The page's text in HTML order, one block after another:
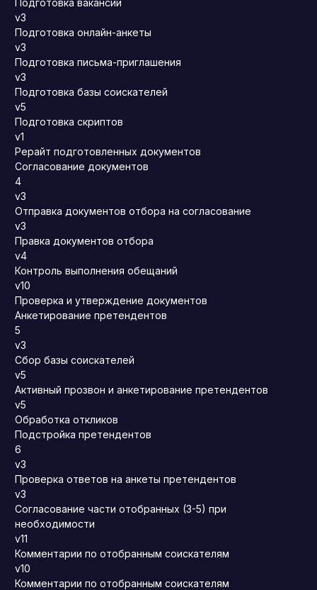
Подготовка вакансии
v3
Подготовка онлайн-анкеты
v3
Подготовка письма-приглашения
v3
Подготовка базы соискателей
v5
Подготовка скриптов
v1
Рерайт подготовленных документов
Согласование документов
4
v3
Отправка документов отбора на согласование
v3
Правка документов отбора
v4
Контроль выполнения обещаний
v10
Проверка и утверждение документов
Анкетирование претендентов
5
v3
Сбор базы соискателей
v5
Активный прозвон и анкетирование претендентов
v5
Обработка откликов
Подстройка претендентов
6
v3
Проверка ответов на анкеты претендентов
v3
Согласование части отобранных (3-5) при
необходимости
v11
Комментарии по отобранным соискателям
v10
Комментарии по отобранным соискателям